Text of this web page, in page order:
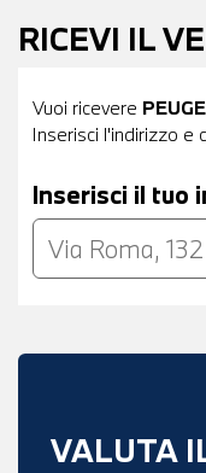
RICEVI IL
Vuoi ricevere
Inserisci l'indirizzo e
Inserisci il tuo
VALUTA